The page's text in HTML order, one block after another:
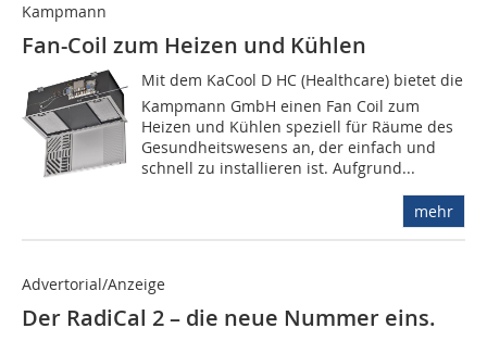
Kampmann
Fan-Coil zum Heizen und Kühlen
Mit dem KaCool D HC (Healthcare) bietet die
Kampmann GmbH einen Fan Coil zum
Heizen und Kühlen speziell für Räume des
Gesundheitswesens an, der einfach und
schnell zu installieren ist. Aufgrund...
mehr
Advertorial/Anzeige
Der RadiCal 2 – die neue Nummer eins.